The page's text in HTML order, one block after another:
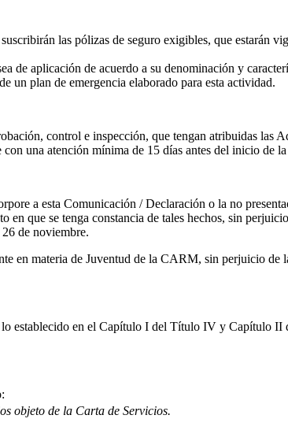
las pólizas de seguro exigibles, que estarán
de aplicación de acuerdo a su denominación y
un plan de emergencia elaborado para esta actividad.
control e inspección, que tengan atribuidas las
una atención mínima de 15 días antes del inicio de
a esta Comunicación / Declaración o la no
que se tenga constancia de tales hechos, sin
de noviembre.
en materia de Juventud de la CARM, sin perjuicio de
lo establecido en el Capítulo I del Título IV y Capítulo
objeto de la Carta de Servicios.